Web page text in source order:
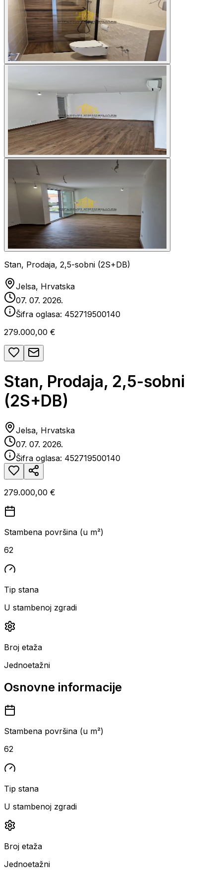
Stan, Prodaja, 2,5-sobni (2S+DB)
Jelsa, Hrvatska
07. 07. 2026.
Šifra oglasa: 452719500140
279.000,00 €
Stan, Prodaja, 2,5-sobni
(2S+DB)
Jelsa, Hrvatska
07. 07. 2026.
Šifra oglasa: 452719500140
279.000,00 €
Stambena površina (u m²)
62
Tip stana
U stambenoj zgradi
Broj etaža
Jednoetažni
Osnovne informacije
Stambena površina (u m²)
62
Tip stana
U stambenoj zgradi
Broj etaža
Jednoetažni